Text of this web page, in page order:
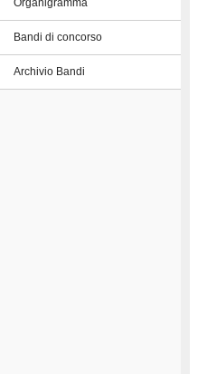
Organigramma
Bandi di concorso
Archivio Bandi